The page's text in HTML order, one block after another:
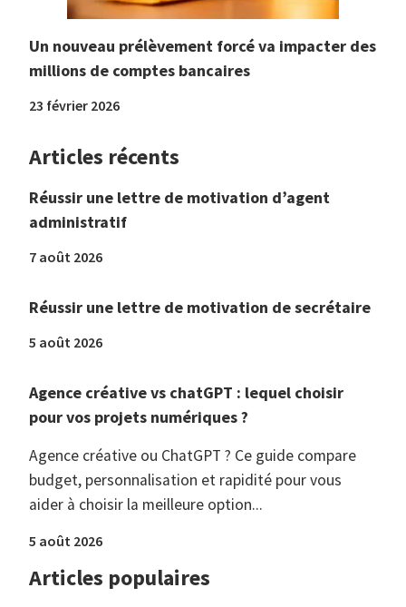
Un nouveau prélèvement forcé va impacter des
millions de comptes bancaires
23 février 2026
Articles récents
Réussir une lettre de motivation d’agent
administratif
7 août 2026
Réussir une lettre de motivation de secrétaire
5 août 2026
Agence créative vs chatGPT : lequel choisir
pour vos projets numériques ?
Agence créative ou ChatGPT ? Ce guide compare
budget, personnalisation et rapidité pour vous
aider à choisir la meilleure option...
5 août 2026
Articles populaires